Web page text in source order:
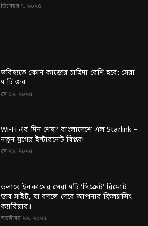
ডিসেম্বর ৭, ২০২৫
ভবিষ্যতে কোন কাজের চাহিদা বেশি হবে: সেরা
৭ টি জব
মে ১২, ২০২৫
Wi-Fi এর দিন শেষ? বাংলাদেশে এল Starlink –
নতুন যুগের ইন্টারনেট বিপ্লব!
মে ২১, ২০২৫
ডলারে ইনকামের সেরা ৭টি ‘সিক্রেট’ রিমোট
জব সাইট, যা বদলে দেবে আপনার ফ্রিল্যান্সিং
ক্যারিয়ার।
অক্টোবর ২২, ২০২৫